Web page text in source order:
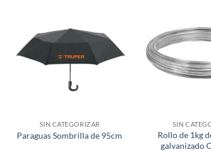
SIN CATEGORIZAR
Paraguas Sombrilla de 95cm
SIN
Rollo de 1kg
galvanizado